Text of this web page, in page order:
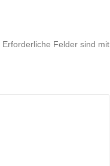
Erforderliche Felder sind mit